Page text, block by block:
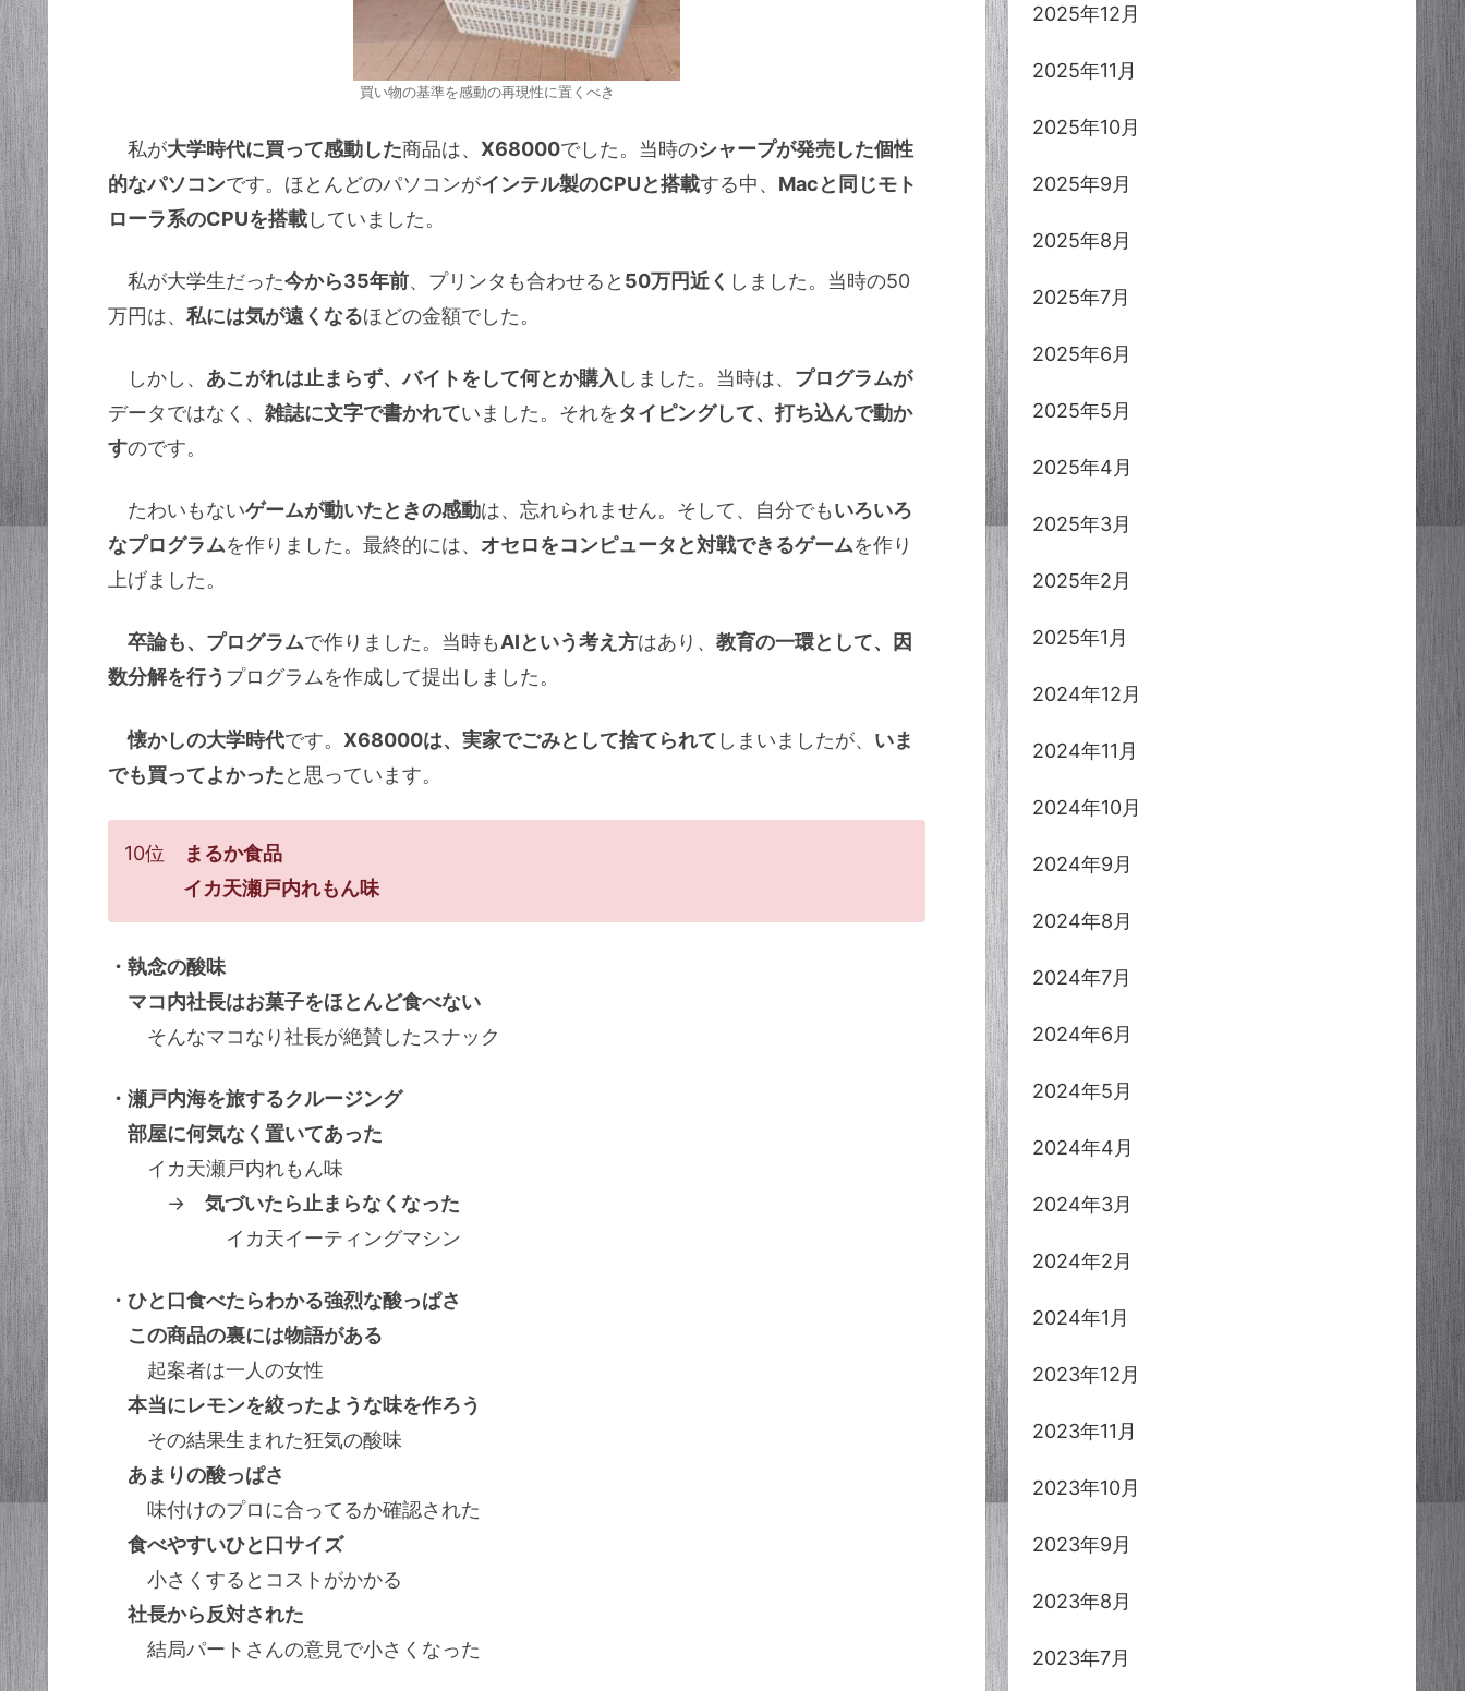
買い物の基準を感動の再現性に置くべき
私が大学時代に買って感動した商品は、 X68000でした。当時のシャープが発売した個性
的なパソコンです。ほとんどのパソコンがインテル製のCPUと搭載する中、 Macと同じモト
ローラ系のCPUを搭載していました。
私が大学生だった今から35年前、プリンタも合わせると 50万円近く しました。当時の50
万円は、 私には気が遠くなるほどの金額でした。
しかし、 あこがれは止まらず、バイトをして何とか購入 しました。当時は、 プログラムが
データではなく、 雑誌に文字で書かれていました。それをタイピングして、打ち込んで動か
すのです。
たわいもないゲームが動いたときの感動は、忘れられません。そして、自分でもいろいろ
なプログラムを作りました。最終的には、 オセロをコンピュータと対戦できるゲームを作り
上げました。
卒論も、プログラムで作りました。当時もAIという考え方はあり、 教育の一環として、因
数分解を行う プログラムを作成して提出しました。
懐かしの大学時代です。 X68000は、実家でごみとして捨てられて しまいましたが、 いま
でも買ってよかったと思っています。
10位
まるか食品
イカ天瀬戸内れもん味
・執念の酸味
マコ内社長はお菓子をほとんど食べない
そんなマコなり社長が絶賛したスナック
・瀬戸内海を旅するクルージング
部屋に何気なく置いてあった
イカ天瀬戸内れもん味
→ 気づいたら止まらなくなった
イカ天イーティングマシン
・ひと口食べたらわかる強烈な酸っぱさ
この商品の裏には物語がある
起案者は一人の女性
本当にレモンを絞ったような味を作ろう
その結果生まれた狂気の酸味
あまりの酸っぱさ
味付けのプロに合ってるか確認された
食べやすいひと口サイズ
小さくするとコストがかかる
社長から反対された
結局パートさんの意見で小さくなった
2025年12月
2025年11月
2025年10月
2025年9月
2025年8月
2025年7月
2025年6月
2025年5月
2025年4月
2025年3月
2025年2月
2025年1月
2024年12月
2024年11月
2024年10月
2024年9月
2024年8月
2024年7月
2024年6月
2024年5月
2024年4月
2024年3月
2024年2月
2024年1月
2023年12月
2023年11月
2023年10月
2023年9月
2023年8月
2023年7月